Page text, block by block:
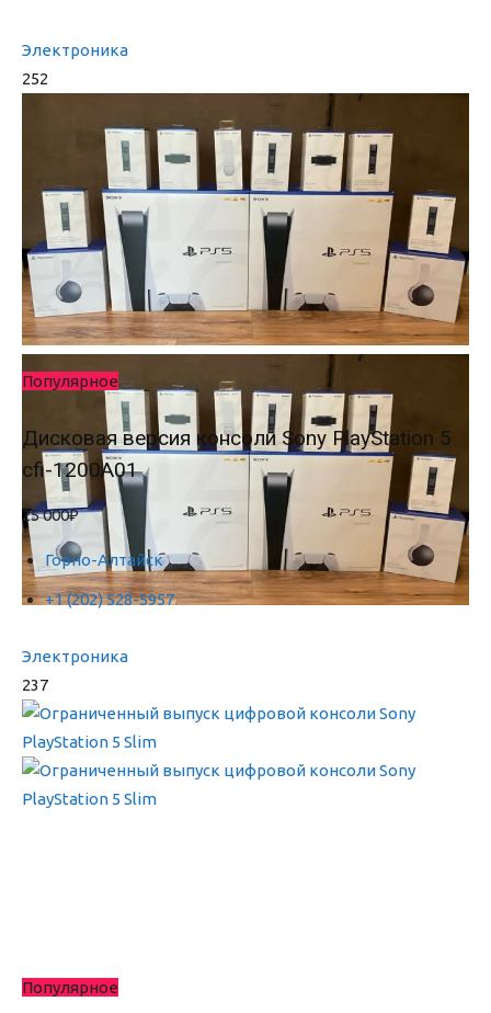
Электроника
252
Популярное
Дисковая версия консоли Sony PlayStation 5
cfi-1200A01
25 000₽
Горно-Алтайск
+1 (202) 528-5957
Электроника
237
Популярное